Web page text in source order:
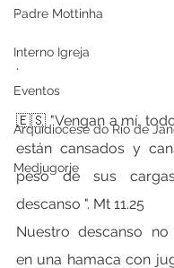
Padre Mottinha
Interno Igreja
Eventos
Arquidiocese do Rio de
Medjugorje
.
.
🇪🇸 "Vengan a mí,
están cansados ​​y
peso de sus
descanso ". Mt 11.25
Nuestro descanso no
en una hamaca con